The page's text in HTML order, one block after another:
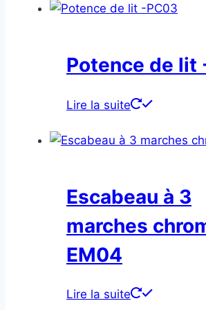
Potence de lit
Lire la suite
Escabeau à 3
marches
EM04
Lire la suite